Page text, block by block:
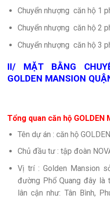
Chuyển nhượng căn hộ 1
Chuyển nhượng căn hộ 2
Chuyển nhượng căn hộ 3
II/ MẶT BẰNG
GOLDEN MANSION
Tổng quan căn hộ GOLDEN
Tên dự án : căn hộ
Chủ đầu tư : tập đoàn
Vị trí : Golden Mansion
đường Phổ Quang đây là
lân cận như: Tân Bình,